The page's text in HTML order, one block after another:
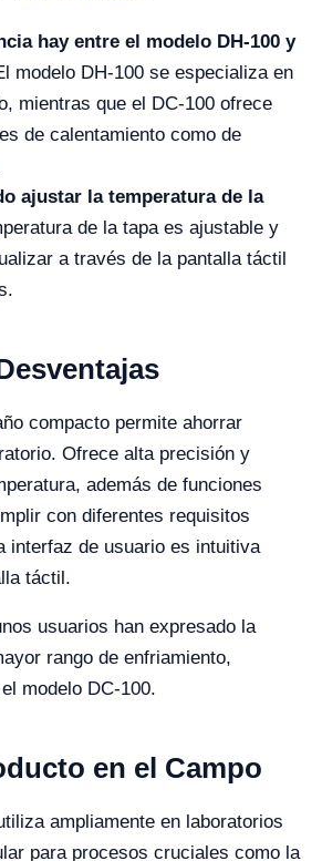
hay entre el modelo DH-100 y
modelo DH-100 se especializa en
mientras que el DC-100 ofrece
de calentamiento como de
ajustar la temperatura de la
de la tapa es ajustable y
a través de la pantalla táctil
compacto permite ahorrar
Ofrece alta precisión y
además de funciones
con diferentes requisitos
interfaz de usuario es intuitiva
táctil.
usuarios han expresado la
rango de enfriamiento,
modelo DC-100.
en el Campo
ampliamente en laboratorios
para procesos cruciales como la